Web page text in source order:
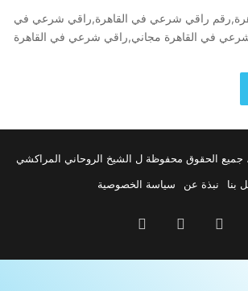
راقي شرعي في القاهرة,راقي شرعي في
في القاهرة مجاني,راقي شرعي في القاهرة
بنا
نبذة عن سياسة الخصوصية
‫YouTube